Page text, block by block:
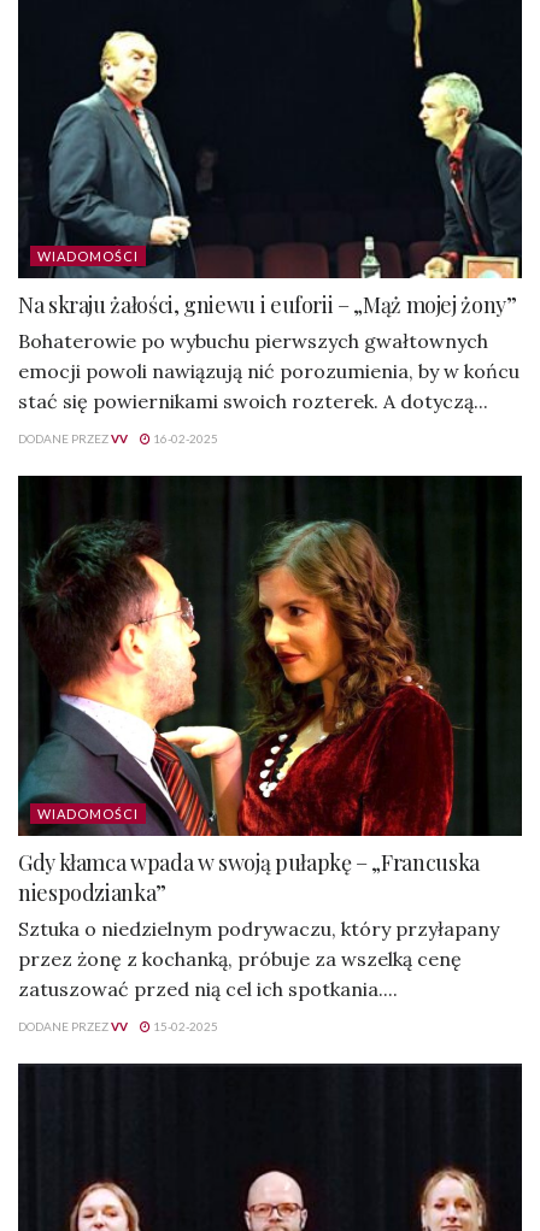
WIADOMOŚCI
Na skraju żałości, gniewu i euforii – „Mąż mojej żony”
Bohaterowie po wybuchu pierwszych gwałtownych
emocji powoli nawiązują nić porozumienia, by w końcu
stać się powiernikami swoich rozterek. A dotyczą...
DODANE PRZEZVV 16-02-2025
WIADOMOŚCI
Gdy kłamca wpada w swoją pułapkę – „Francuska
niespodzianka”
Sztuka o niedzielnym podrywaczu, który przyłapany
przez żonę z kochanką, próbuje za wszelką cenę
zatuszować przed nią cel ich spotkania....
DODANE PRZEZVV 15-02-2025